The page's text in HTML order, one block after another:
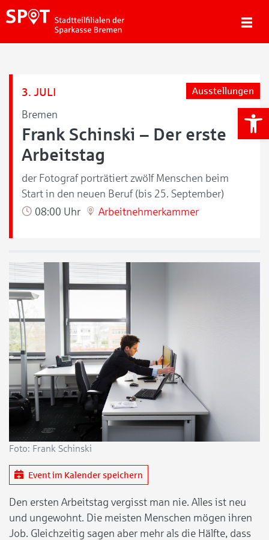
3. JULI
Bremen
Ausstellungen
Frank Schinski – Der erste
Arbeitstag
der Fotograf porträtiert zwölf Menschen beim
Start in den neuen Beruf (bis 25. September)
08:00 Uhr
Arbeitnehmerkammer
Foto: Frank Schinski
Event im Kalender speichern
Den ersten Arbeitstag vergisst man nie. Alles ist neu
und ungewohnt. Die meisten Menschen mögen ihren
Job. Gleichzeitig sagen aber mehr als die Hälfte, dass